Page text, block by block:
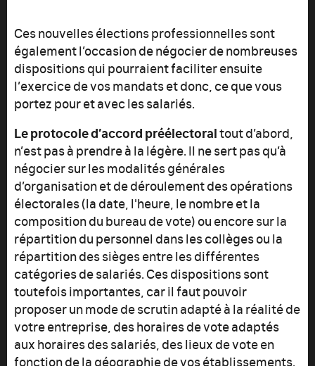
Ces nouvelles élections professionnelles sont
également l’occasion de négocier de nombreuses
dispositions qui pourraient faciliter ensuite
l’exercice de vos mandats et donc, ce que vous
portez pour et avec les salariés.
Le protocole d’accord préélectoraltout d’abord,
n’est pas à prendre à la légère. Il ne sert pas qu’à
négocier sur les modalités générales
d’organisation et de déroulement des opérations
électorales (la date, l'heure, le nombre et la
composition du bureau de vote) ou encore sur la
répartition du personnel dans les collèges ou la
répartition des sièges entre les différentes
catégories de salariés. Ces dispositions sont
toutefois importantes, car il faut pouvoir
proposer un mode de scrutin adapté à la réalité de
votre entreprise, des horaires de vote adaptés
aux horaires des salariés, des lieux de vote en
fonction de la géographie de vos établissements.